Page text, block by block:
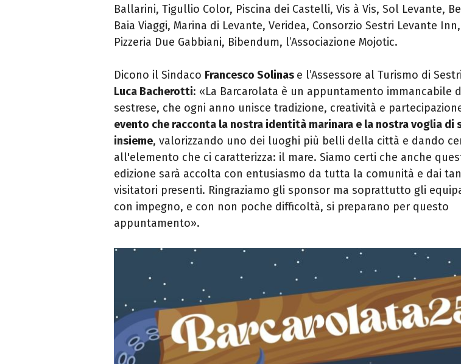
Ballarini, Tigullio Color, Piscina dei Castelli, Vis à Vis, Sol Levante,
Baia Viaggi, Marina di Levante, Veridea, Consorzio Sestri Levante
Pizzeria Due Gabbiani, Bibendum, l’Associazione Mojotic.
Dicono il Sindaco Francesco Solinas e l’Assessore al Turismo di
Luca Bacherotti: «La Barcarolata è un appuntamento immancabile
sestrese, che ogni anno unisce tradizione, creatività e
evento che racconta la nostra identità marinara e la nostra voglia di
insieme, valorizzando uno dei luoghi più belli della città e dando
all'elemento che ci caratterizza: il mare. Siamo certi che anche
edizione sarà accolta con entusiasmo da tutta la comunità e dai
visitatori presenti. Ringraziamo gli sponsor ma soprattutto gli
con impegno, e con non poche difficoltà, si preparano per questo
appuntamento».